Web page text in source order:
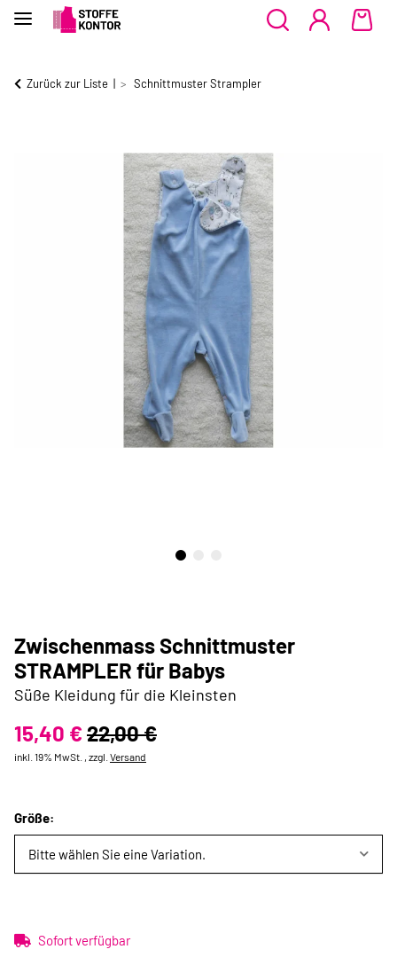
Zurück zur Liste Schnittmuster Strampler
Zwischenmass Schnittmuster
STRAMPLER für Babys
Süße Kleidung für die Kleinsten
15,40 € 22,00 €
inkl. 19% MwSt. , zzgl. Versand
Größe:
Bitte wählen Sie eine Variation.
Sofort verfügbar